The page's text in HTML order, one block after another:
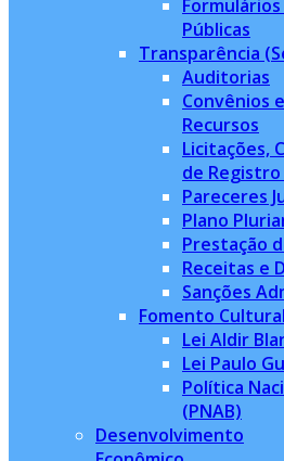
Públicas
Transparência
Auditorias
Convênios
Recursos
Licitações,
de
Pareceres
Plano
Prestação
Receitas e
Sanções
Fomento Cultural
Lei Aldir
Lei Paulo
Política
(PNAB)
Desenvolvimento